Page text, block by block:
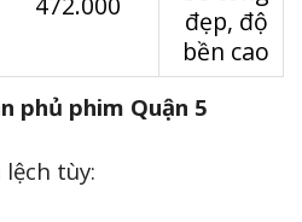
đẹp, độ
bền cao
phủ phim Quận 5
tùy: